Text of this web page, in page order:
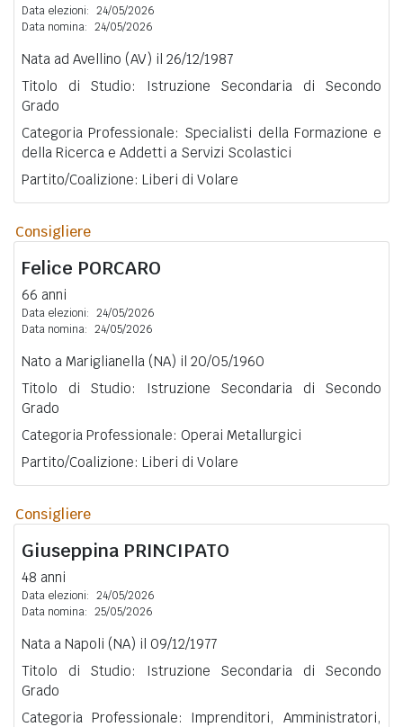
Data elezioni: 24/05/2026
Data nomina: 24/05/2026
Nata ad Avellino (AV) il 26/12/1987
Titolo di Studio: Istruzione Secondaria di Secondo
Grado
Categoria Professionale: Specialisti della Formazione e
della Ricerca e Addetti a Servizi Scolastici
Partito/Coalizione: Liberi di Volare
Consigliere
Felice PORCARO
66 anni
Data elezioni: 24/05/2026
Data nomina: 24/05/2026
Nato a Mariglianella (NA) il 20/05/1960
Titolo di Studio: Istruzione Secondaria di Secondo
Grado
Categoria Professionale: Operai Metallurgici
Partito/Coalizione: Liberi di Volare
Consigliere
Giuseppina PRINCIPATO
48 anni
Data elezioni: 24/05/2026
Data nomina: 25/05/2026
Nata a Napoli (NA) il 09/12/1977
Titolo di Studio: Istruzione Secondaria di Secondo
Grado
Categoria Professionale: Imprenditori, Amministratori,